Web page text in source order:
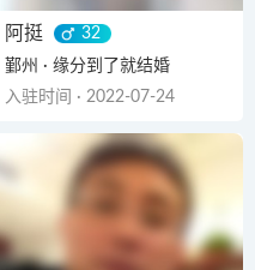
阿挺
32
鄞州 · 缘分到了就结婚
入驻时间 · 2022-07-24